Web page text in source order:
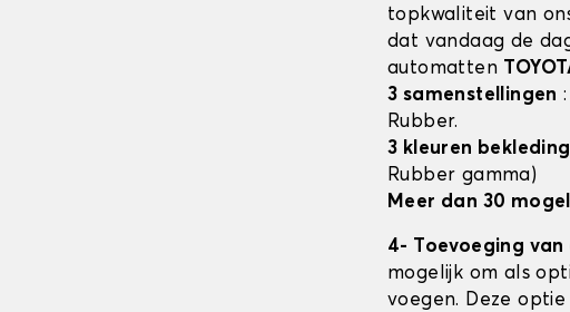
topkwaliteit van
dat vandaag de
automatten
3 samenstellingen
Rubber.
3 kleuren
Rubber gamma)
Meer dan 30
4- Toevoeging van
mogelijk om als
voegen. Deze